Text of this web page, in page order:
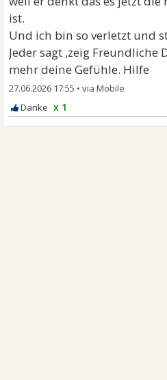
ist.
Und ich bin so verletzt und
Jeder sagt ,zeig Freundliche
mehr deine Gefühle. Hilfe
27.06.2026 17:55 •
x 1